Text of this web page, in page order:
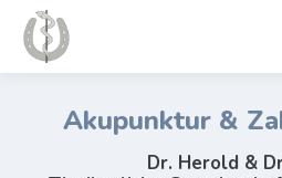
Akupunktur &
Dr. Herold &